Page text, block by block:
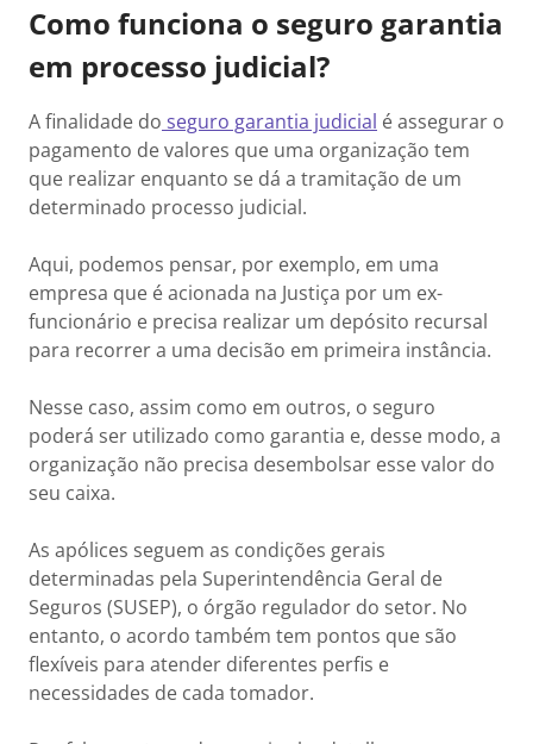
Como funciona o seguro garantia
em processo judicial?
A finalidade do seguro garantia judicial é assegurar o
pagamento de valores que uma organização tem
que realizar enquanto se dá a tramitação de um
determinado processo judicial.
Aqui, podemos pensar, por exemplo, em uma
empresa que é acionada na Justiça por um ex-
funcionário e precisa realizar um depósito recursal
para recorrer a uma decisão em primeira instância.
Nesse caso, assim como em outros, o seguro
poderá ser utilizado como garantia e, desse modo, a
organização não precisa desembolsar esse valor do
seu caixa.
As apólices seguem as condições gerais
determinadas pela Superintendência Geral de
Seguros (SUSEP), o órgão regulador do setor. No
entanto, o acordo também tem pontos que são
flexíveis para atender diferentes perfis e
necessidades de cada tomador.